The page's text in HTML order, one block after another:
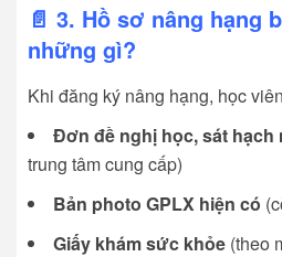
📄 3. Hồ sơ nâng hạng
những gì?
Khi đăng ký nâng hạng, học
Đơn đề nghị học, sát hạch
trung tâm cung cấp)
Bản photo GPLX hiện có
Giấy khám sức khỏe (theo